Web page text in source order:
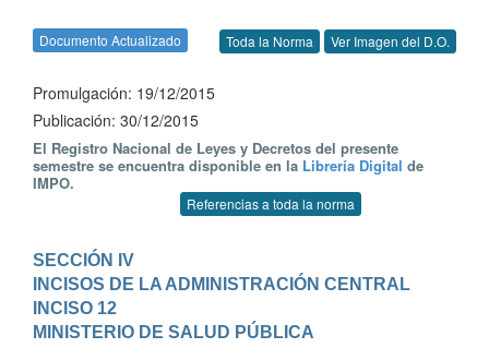
Documento Actualizado Toda la Norma Ver Imagen del D.O.
Promulgación: 19/12/2015
Publicación: 30/12/2015
El Registro Nacional de Leyes y Decretos del presente
semestre se encuentra disponible en la Librería Digital de
IMPO.
Referencias a toda la norma
SECCIÓN IV
INCISOS DE LA ADMINISTRACIÓN CENTRAL
INCISO 12
MINISTERIO DE SALUD PÚBLICA